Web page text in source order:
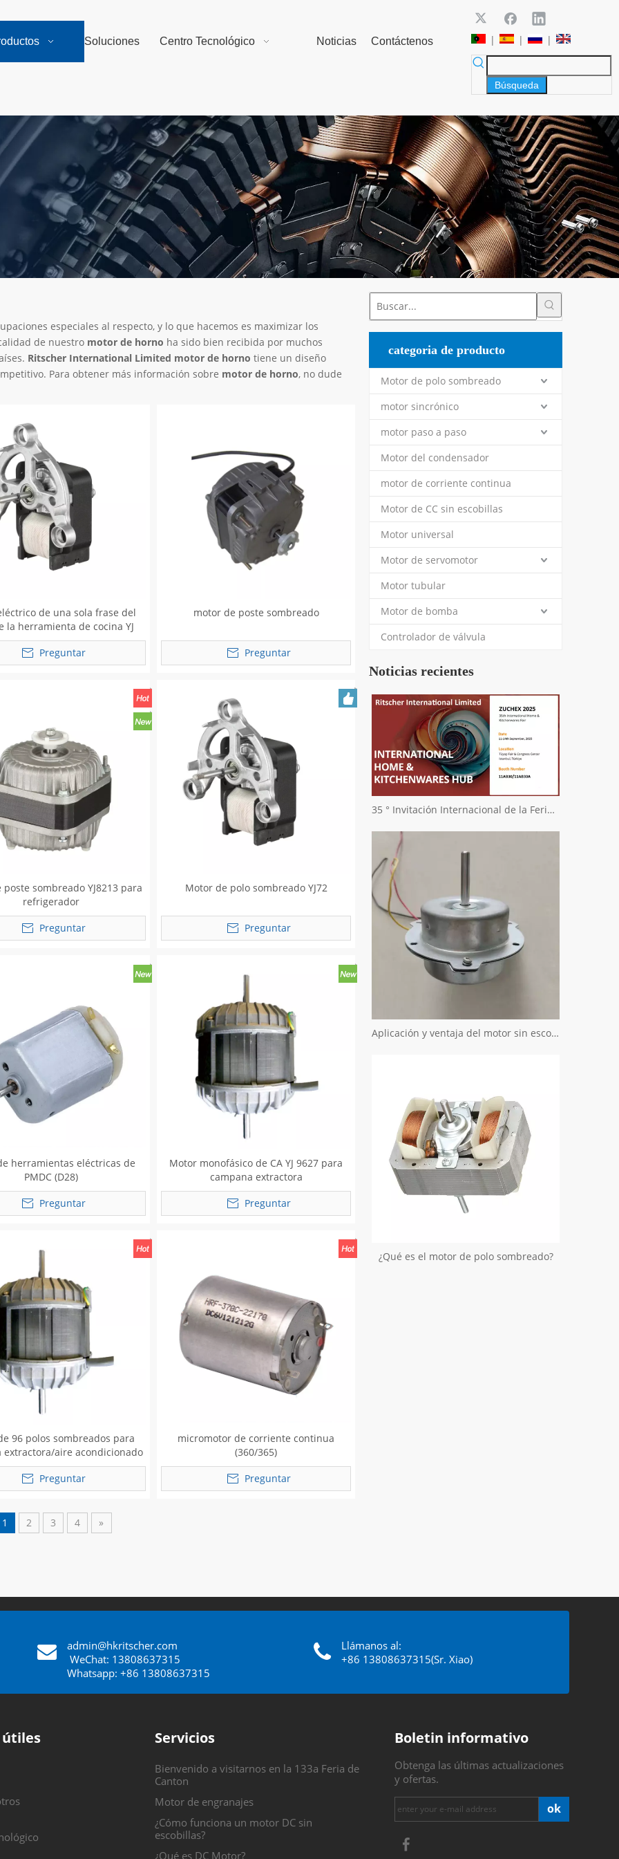
Soluciones Centro Tecnológico Noticias Contáctenos | | |
Búsqueda
especiales al respecto, y lo que hacemos es maximizar los
de nuestro motor de horno ha sido bien recibida por muchos
Ritscher International Limited motor de horno tiene un diseño
Para obtener más información sobre motor de horno, no dude
de una sola frase del
la herramienta de cocina YJ
7230
Preguntar
motor de poste sombreado
Preguntar
sombreado YJ8213 para
refrigerador
Preguntar
Motor de polo sombreado YJ72
Preguntar
herramientas eléctricas de
PMDC (D28)
Preguntar
Motor monofásico de CA YJ 9627 para
campana extractora
Preguntar
96 polos sombreados para
extractora/aire acondicionado
Preguntar
micromotor de corriente continua
(360/365)
Preguntar
1 2 3 4 »
categoria de producto
Motor de polo sombreado
motor sincrónico
motor paso a paso
Motor del condensador
motor de corriente continua
Motor de CC sin escobillas
Motor universal
Motor de servomotor
Motor tubular
Motor de bomba
Controlador de válvula
Noticias recientes
35 ° Invitación Internacional de la Feria Internacional de Zuchex Home & Kitchenwares - Ritscher International Limited
Aplicación y ventaja del motor sin escobillas
¿Qué es el motor de polo sombreado?
admin@hkritscher.com
WeChat: 13808637315
Whatsapp: +86 13808637315
Llámanos al:
+86 13808637315(Sr. Xiao)
útiles Servicios
Bienvenido a visitarnos en la 133a Feria de
Canton
Motor de engranajes
¿Cómo funciona un motor DC sin
escobillas?
¿Qué es DC Motor?
Boletin informativo
Obtenga las últimas actualizaciones
y ofertas.
ok